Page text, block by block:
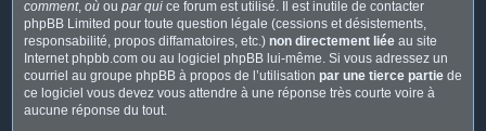
comment, où ou par qui ce forum est utilisé. Il est inutile de contacter
phpBB Limited pour toute question légale (cessions et désistements,
responsabilité, propos diffamatoires, etc.) non directement liée au site
Internet phpbb.com ou au logiciel phpBB lui-même. Si vous adressez un
courriel au groupe phpBB à propos de l’utilisation par une tierce partie de
ce logiciel vous devez vous attendre à une réponse très courte voire à
aucune réponse du tout.